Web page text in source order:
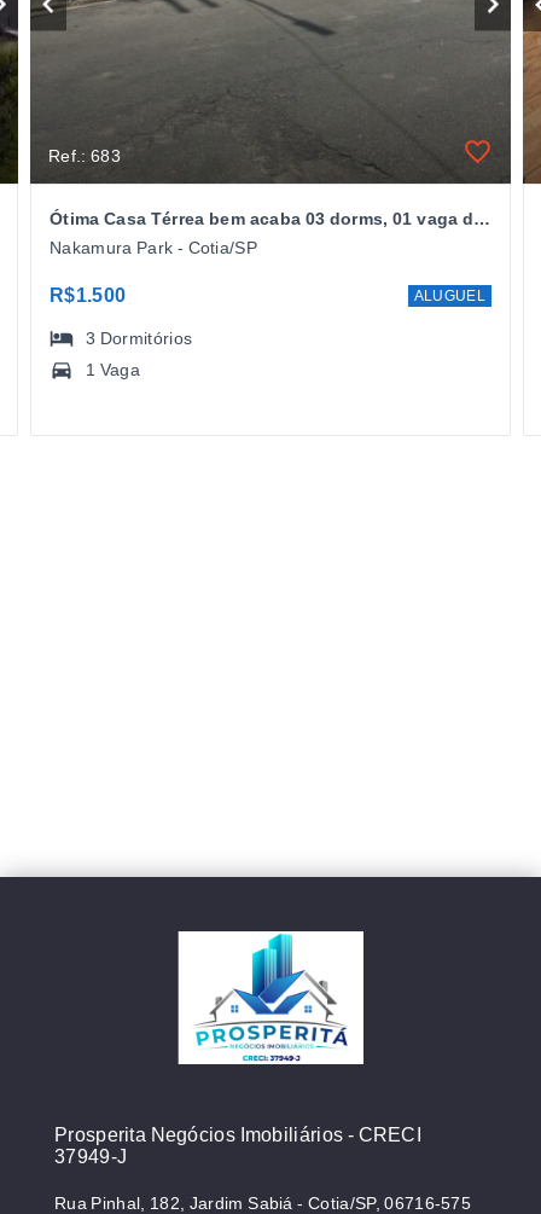
Ref.: 683
Ótima Casa Térrea bem acaba 03 dorms, 01 vaga de Garagem - Jd Nakamura Park - Cotia/SP
Nakamura Park - Cotia/SP
R$1.500 ALUGUEL
3 Dormitórios
1 Vaga
Prosperita Negócios Imobiliários - CRECI
37949-J
Rua Pinhal, 182, Jardim Sabiá - Cotia/SP, 06716-575